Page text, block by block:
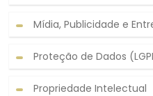
Mídia, Publicidade e
Proteção de Dados
Propriedade Intelectual